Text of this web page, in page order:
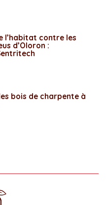
l’habitat contre les
d’Oloron :
bois de charpente à